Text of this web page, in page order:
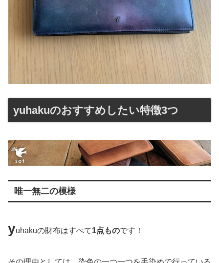
yuhakuのおすすめしたい特徴3つ
唯一無二の模様
yuhakuの財布はすべて1点ものです！